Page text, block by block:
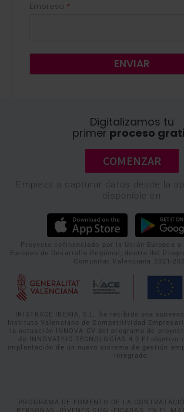
Empresa
ENVIAR
Digitalizamos tu
primer proceso
COMENZAR
Empieza a capturar datos desde la
disponible en
Proyecto cofinanciado por la Unión Europea a
Europeo de Desarrollo Regional, dentro del
Comunitat Valenciana 2021-
IRISTRACE IBERIA, S.L. ha recibido una
Instituto Valenciano de Competitividad
la actuación INNOVA-CV del programa de
de INNOVATEIC TECNOLOGÍAS 4.0 El
implantación de un nuevo sistema de gestión
integrado.
PROGRAMA DE FOMENTO DE LA